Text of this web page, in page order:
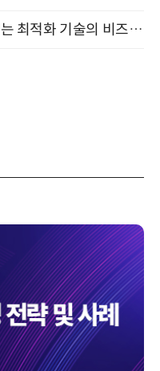
[올쇼TV] Gurobi와 함께 알아보는 최적화 기술의 비즈니스 활용 (8월 20일 생방송)